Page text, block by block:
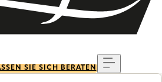
SIE SICH BERATEN